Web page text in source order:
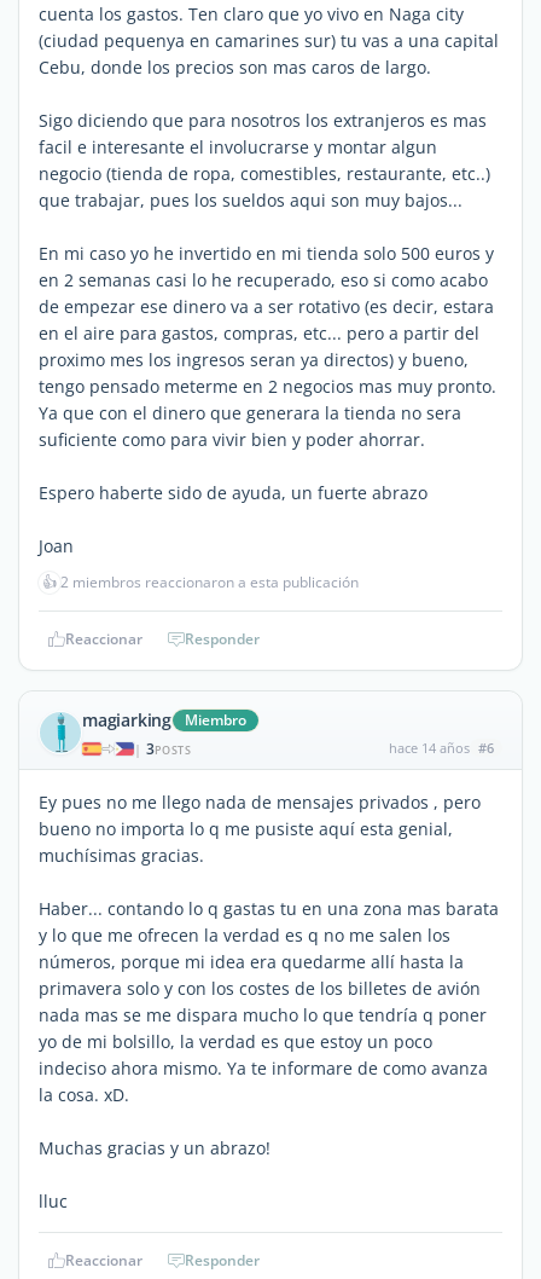
cuenta los gastos. Ten claro que yo vivo en Naga city
(ciudad pequenya en camarines sur) tu vas a una capital
Cebu, donde los precios son mas caros de largo.
Sigo diciendo que para nosotros los extranjeros es mas
facil e interesante el involucrarse y montar algun
negocio (tienda de ropa, comestibles, restaurante, etc..)
que trabajar, pues los sueldos aqui son muy bajos...
En mi caso yo he invertido en mi tienda solo 500 euros y
en 2 semanas casi lo he recuperado, eso si como acabo
de empezar ese dinero va a ser rotativo (es decir, estara
en el aire para gastos, compras, etc... pero a partir del
proximo mes los ingresos seran ya directos) y bueno,
tengo pensado meterme en 2 negocios mas muy pronto.
Ya que con el dinero que generara la tienda no sera
suficiente como para vivir bien y poder ahorrar.
Espero haberte sido de ayuda, un fuerte abrazo
Joan
👍2 miembros reaccionaron a esta publicación
Reaccionar Responder
magiarking Miembro
| 3POSTS hace 14 años #6
Ey pues no me llego nada de mensajes privados , pero
bueno no importa lo q me pusiste aquí esta genial,
muchísimas gracias.
Haber... contando lo q gastas tu en una zona mas barata
y lo que me ofrecen la verdad es q no me salen los
números, porque mi idea era quedarme allí hasta la
primavera solo y con los costes de los billetes de avión
nada mas se me dispara mucho lo que tendría q poner
yo de mi bolsillo, la verdad es que estoy un poco
indeciso ahora mismo. Ya te informare de como avanza
la cosa. xD.
Muchas gracias y un abrazo!
lluc
Reaccionar Responder